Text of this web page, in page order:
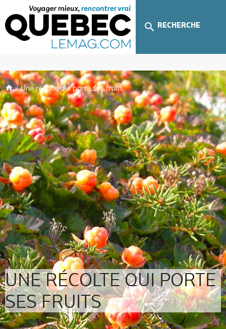
RECHERCHE
»Une récolte qui porte ses fruits
UNE RÉCOLTE QUI PORTE
SES FRUITS